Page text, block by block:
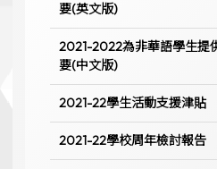
要(英文版)
2021-2022為非華語學生提
要(中文版)
2021-22學生活動支援津貼
2021-22學校周年檢討報告